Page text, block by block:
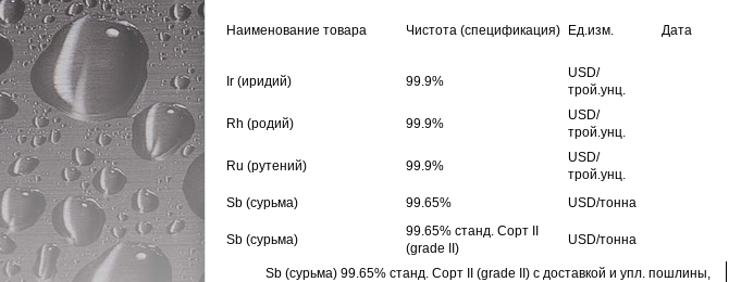
Наименование товара Чистота (спецификация) Ед.изм. Дата
Ir (иридий) 99.9%
USD/
трой.унц.
Rh (родий) 99.9%
USD/
трой.унц.
Ru (рутений) 99.9%
USD/
трой.унц.
Sb (сурьма) 99.65% USD/тонна
Sb (сурьма)
99.65% станд. Сорт II
(grade II)
USD/тонна
Sb (сурьма) 99.65% станд. Сорт II (grade II) с доставкой и упл. пошлины,